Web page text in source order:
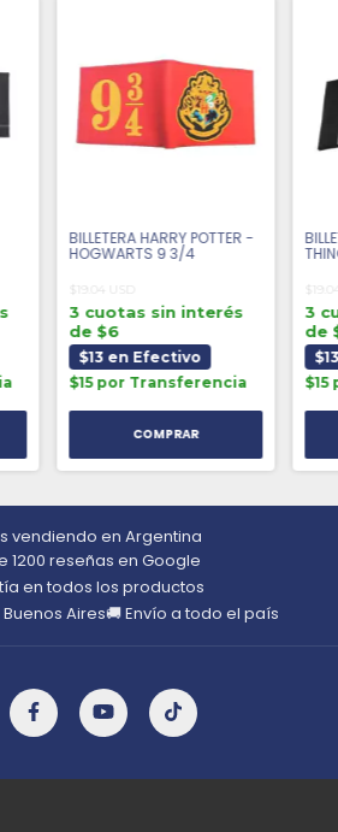
BILLETERA HARRY POTTER -
HOGWARTS 9 3/4
$19.04 USD
3 cuotas sin interés
de $6
$13 en Efectivo
$15 por Transferencia
3
de
vendiendo en Argentina
1200 reseñas en Google
en todos los productos
Aires🚚 Envío a todo el país